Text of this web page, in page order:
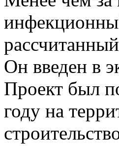
Он введен в
Проект был
году на